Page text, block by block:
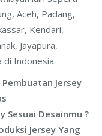
Aceh, Padang,
Kendari,
Jayapura,
di Indonesia.
Jersey
Sesuai Desainmu ?
Jersey Yang